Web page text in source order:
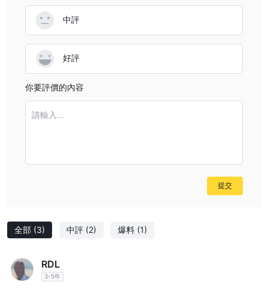
5. 選擇帳戶類型：根據您的交易經驗和知識，選擇標準帳戶或專
6. 提交文件进行验证：您需要提交一些文件来验证您的身份和地
址。通常，这将是一份政府颁发的身份证明和最近的水电费账单或银
行对账单，显示您的全名和居住地址。
7. 存入初始资金：
款金额为100美元。您可以通过多种方式进行存款，包括银行电汇、
根据账户类型的不同，OneTrade提供不同的最大杠杆比例。对于零
人，OneTrade提供更高的杠杆比例，最高可达500:1。这种高杠杆
比例使专业交易者能够用相对较少的资金控制大量头寸。然而，值得
全部 (3) 中評 (2) 爆料 (1)
RDL
3-5年
中評
好評
你要評價的內容
請輸入...
提交